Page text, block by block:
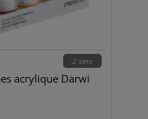
2 sets
acrylique Darwi